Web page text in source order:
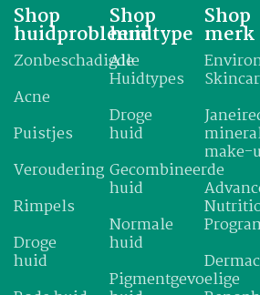
Shop
huidprobleem
Zonbeschadigde
Acne
Puistjes
Veroudering
Rimpels
Droge
huid
Shop
huidtype
Alle
Huidtypes
Droge
huid
Gecombineerde
huid
Normale
huid
Pigmentgevoelige
Shop
merk
make-